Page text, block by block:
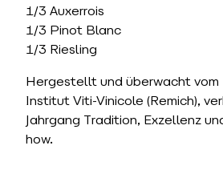
1/3 Auxerrois
1/3 Pinot Blanc
1/3 Riesling
Hergestellt und überwacht vom
Institut Viti-Vinicole (Remich),
Jahrgang Tradition, Exzellenz
how.